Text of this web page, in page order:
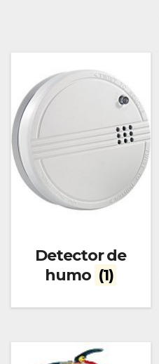
Detector de
humo (1)